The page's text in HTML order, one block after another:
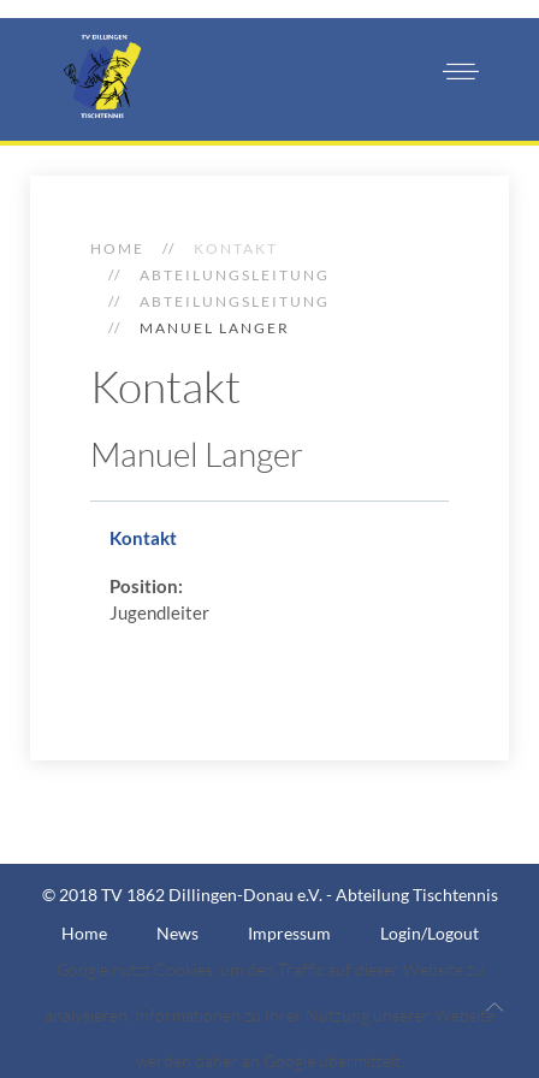
HOME
KONTAKT
ABTEILUNGSLEITUNG
ABTEILUNGSLEITUNG
MANUEL LANGER
Kontakt
Manuel Langer
Kontakt
Position:
Jugendleiter
© 2018 TV 1862 Dillingen-Donau e.V. - Abteilung Tischtennis
Home
News Impressum
Login/Logout
Google nutzt Cookies, um den Traffic auf dieser Website zu
analysieren. Informationen zu Ihrer Nutzung unserer Website
werden daher an Google übermittelt.